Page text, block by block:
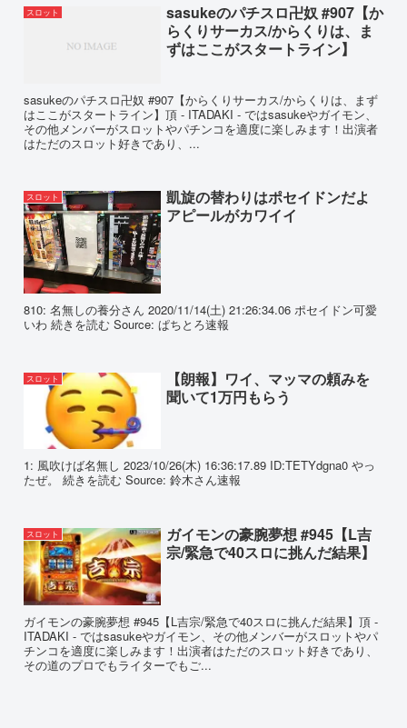
スロット
sasukeのパチスロ卍奴 #907【か
らくりサーカス/からくりは、ま
ずはここがスタートライン】
sasukeのパチスロ卍奴 #907【からくりサーカス/からくりは、まず
はここがスタートライン】頂 - ITADAKI - ではsasukeやガイモン、
その他メンバーがスロットやパチンコを適度に楽しみます！出演者
はただのスロット好きであり、...
スロット
凱旋の替わりはポセイドンだよ
アピールがカワイイ
810: 名無しの養分さん 2020/11/14(土) 21:26:34.06 ポセイドン可愛
いわ 続きを読む Source: ぱちとろ速報
スロット
【朗報】ワイ、マッマの頼みを
聞いて1万円もらう
1: 風吹けば名無し 2023/10/26(木) 16:36:17.89 ID:TETYdgna0 やっ
たぜ。 続きを読む Source: 鈴木さん速報
スロット
ガイモンの豪腕夢想 #945【L吉
宗/緊急で40スロに挑んだ結果】
ガイモンの豪腕夢想 #945【L吉宗/緊急で40スロに挑んだ結果】頂 -
ITADAKI - ではsasukeやガイモン、その他メンバーがスロットやパ
チンコを適度に楽しみます！出演者はただのスロット好きであり、
その道のプロでもライターでもご...